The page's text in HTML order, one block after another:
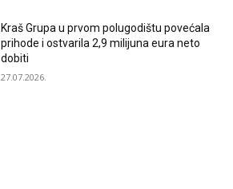
Kraš Grupa u prvom polugodištu povećala
prihode i ostvarila 2,9 milijuna eura neto
dobiti
27.07.2026.